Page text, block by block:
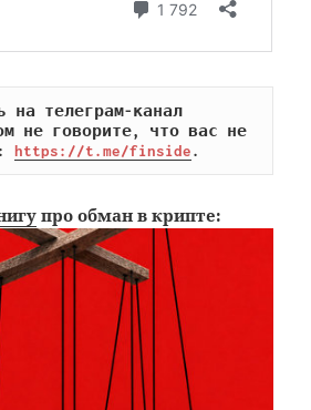
на телеграм-канал
не говорите, что вас не
https://t.me/finside.
про обман в крипте: